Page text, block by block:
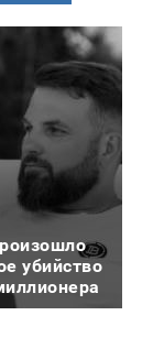
убийство